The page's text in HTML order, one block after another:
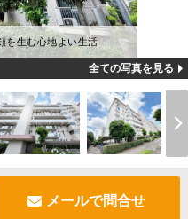
を生む心地よい生活
全ての写真を見る
メールで問合せ